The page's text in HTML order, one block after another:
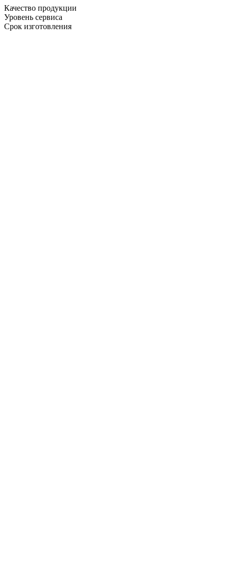
Качество продукции
Уровень сервиса
Срок изготовления